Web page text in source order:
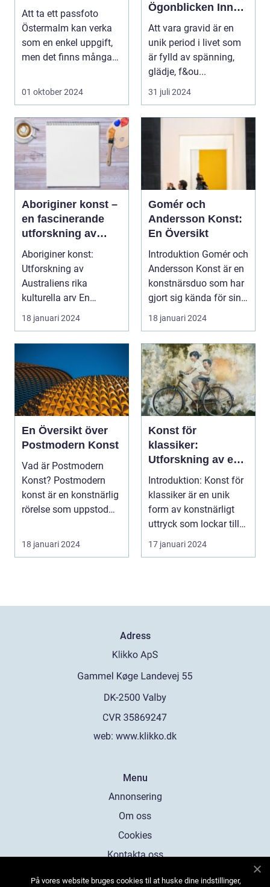
Att ta ett passfoto
Östermalm kan verka
som en enkel uppgift,
men det finns många
01 oktober 2024
Ögonblicken Innan
Livet Förändras
Att vara gravid är en
unik period i livet som
är fylld av spänning,
glädje, f&ou...
31 juli 2024
Aboriginer konst –
en fascinerande
utforskning av
Australiens rika
kulturella arv
Aboriginer konst:
Utforskning av
Australiens rika
kulturella arv En
övergripande, grundlig
översik...
18 januari 2024
Gomér och
Andersson Konst:
En Översikt
Introduktion Gomér och
Andersson Konst är en
konstnärsduo som har
gjort sig kända för sina
unika oc...
18 januari 2024
En Översikt över
Postmodern Konst
Vad är Postmodern
Konst? Postmodern
konst är en konstnärlig
rörelse som uppstod
18 januari 2024
Konst för
klassiker:
Utforskning av en
värld av
konstnärlig
skönhet
Introduktion: Konst för
klassiker är en unik
form av konstnärligt
uttryck som lockar till
sig många ...
17 januari 2024
Adress
web: www.klikko.dk
Menu
Annonsering
Om oss
Cookies
Kontakta oss
På vores website bruges cookies til at huske dine indstillinger,